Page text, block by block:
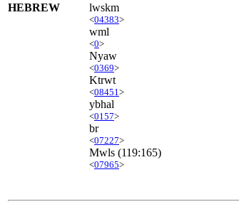
HEBREW lwskm
<04383>
wml
<0>
Nyaw
<0369>
Ktrwt
<08451 >
ybhal
<0157>
br
<07227>
Mwls (119:165)
<07965>